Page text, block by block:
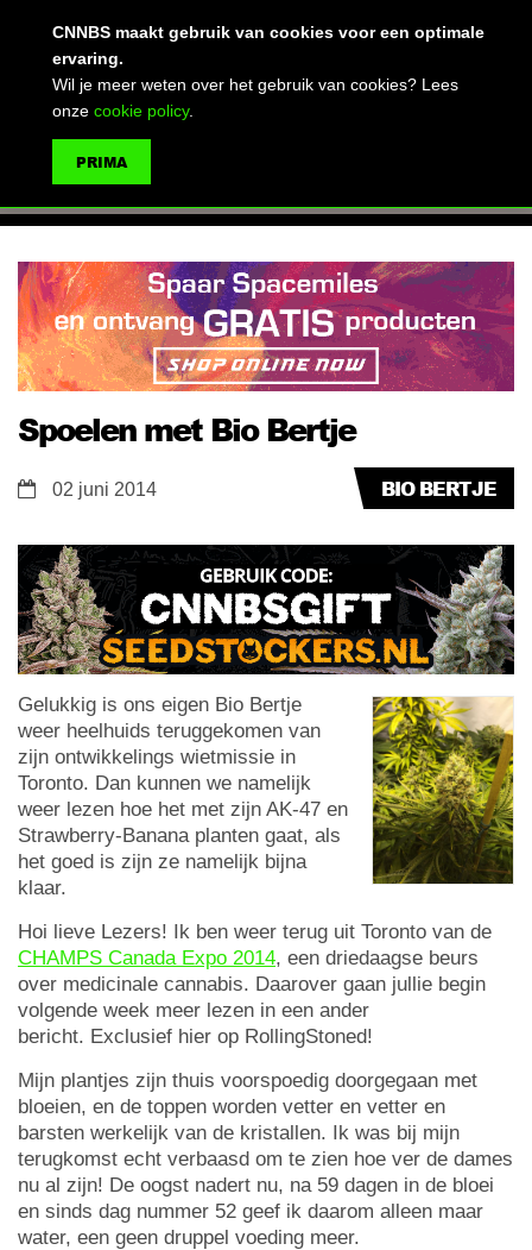
Spoelen met Bio Bertje
BIO BERTJE
02 juni 2014
Gelukkig is ons eigen Bio Bertje
weer heelhuids teruggekomen van
zijn ontwikkelings wietmissie in
Toronto. Dan kunnen we namelijk
weer lezen hoe het met zijn AK-47 en
Strawberry-Banana planten gaat, als
het goed is zijn ze namelijk bijna
klaar.
Hoi lieve Lezers! Ik ben weer terug uit Toronto van de
CHAMPS Canada Expo 2014, een driedaagse beurs
over medicinale cannabis. Daarover gaan jullie begin
volgende week meer lezen in een ander
bericht. Exclusief hier op RollingStoned!
Mijn plantjes zijn thuis voorspoedig doorgegaan met
bloeien, en de toppen worden vetter en vetter en
barsten werkelijk van de kristallen. Ik was bij mijn
terugkomst echt verbaasd om te zien hoe ver de dames
nu al zijn! De oogst nadert nu, na 59 dagen in de bloei
en sinds dag nummer 52 geef ik daarom alleen maar
water, een geen druppel voeding meer.
CNNBS maakt gebruik van cookies voor een optimale
ervaring.
Wil je meer weten over het gebruik van cookies? Lees
onze cookie policy.
PRIMA